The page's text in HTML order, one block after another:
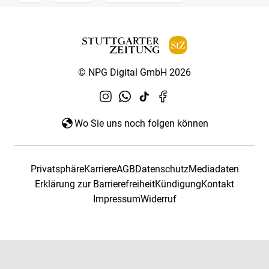
© NPG Digital GmbH 2026
Wo Sie uns noch folgen können
PrivatsphäreKarriereAGBDatenschutzMediadaten
Erklärung zur BarrierefreiheitKündigungKontakt
ImpressumWiderruf